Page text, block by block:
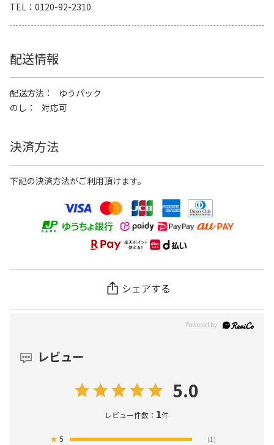
TEL
0120-92-2310
配送情報
配送方法
ゆうパック
のし
対応可
決済方法
下記の決済方法がご利用頂けます。
シェアする
レビュー
5.0
レビュー件数： 1件
★5 (1)